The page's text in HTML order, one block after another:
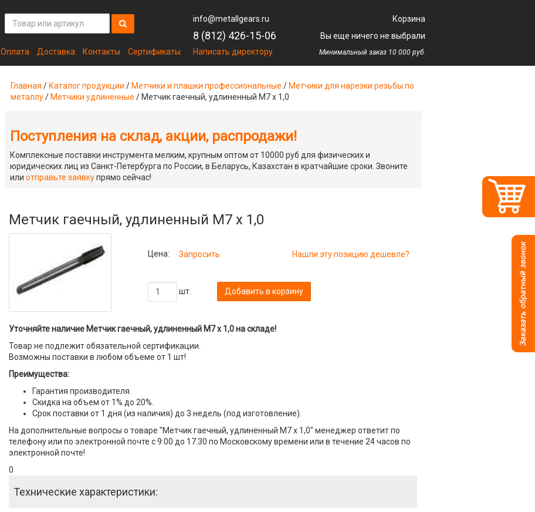
Оплата Доставка Контакты Сертификаты
info@metallgears.ru
8 (812) 426-15-06
Написать директору
Корзина
Вы еще ничего не выбрали
Минимальный заказ 10 000 руб.
Главная / Каталог продукции / Метчики и плашки профессиональные / Метчики для нарезки резьбы по
металлу/ Метчики удлиненные / Метчик гаечный, удлиненный М7 х 1,0
Поступления на склад, акции, распродажи!
Комплексные поставки инструмента мелким, крупным оптом от 10000 руб для физических и
юридических лиц из Санкт-Петербурга по России, в Беларусь, Казахстан в кратчайшие сроки. Звоните
или отправьте заявкупрямо сейчас!
Метчик гаечный, удлиненный М7 х 1,0
Цена: Запросить Нашли эту позицию дешевле?
шт. Добавить в корзину
Уточняйте наличие Метчик гаечный, удлиненный М7 х 1,0 на складе!
Товар не подлежит обязательной сертификации.
Возможны поставки в любом объеме от 1 шт!
Преимущества:
Гарантия производителя.
Скидка на объем от 1% до 20%.
Срок поставки от 1 дня (из наличия) до 3 недель (под изготовление).
На дополнительные вопросы о товаре "Метчик гаечный, удлиненный М7 х 1,0" менеджер ответит по
телефону или по электронной почте с 9:00 до 17:30 по Московскому времени или в течение 24 часов по
электронной почте!
0
Технические характеристики: